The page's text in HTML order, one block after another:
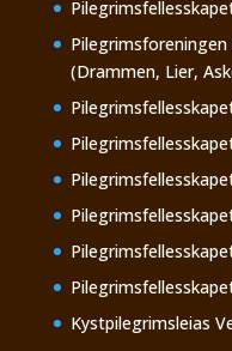
Pilegrimsforeningen
(Drammen, Lier,
Kystpilegrimsleias